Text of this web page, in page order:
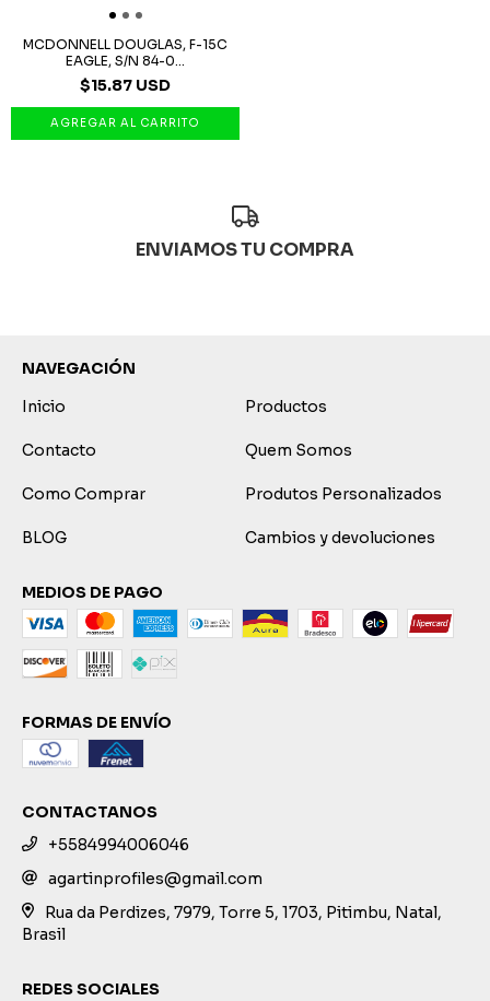
MCDONNELL DOUGLAS, F-15C
EAGLE, S/N 84-0...
$15.87 USD
ENVIAMOS TU COMPRA
NAVEGACIÓN
Inicio
Productos
Contacto Quem Somos
Como Comprar Produtos Personalizados
BLOG Cambios y devoluciones
MEDIOS DE PAGO
FORMAS DE ENVÍO
CONTACTANOS
+5584994006046
agartinprofiles@gmail.com
Rua da Perdizes, 7979, Torre 5, 1703, Pitimbu, Natal,
Brasil
REDES SOCIALES